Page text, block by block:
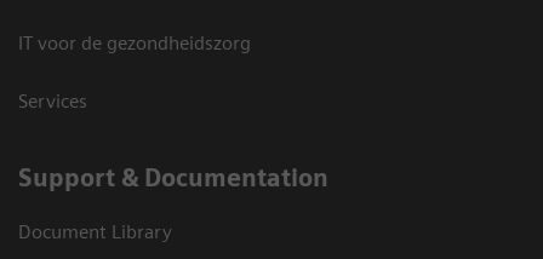
IT voor de gezondheidszorg
Services
Support & Documentation
Document Library